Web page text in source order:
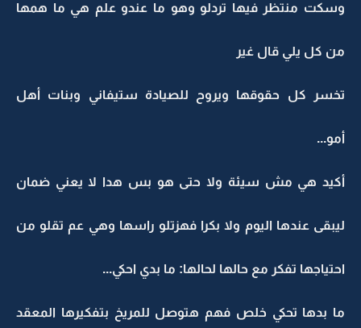
وسكت منتظر فيها تردلو وهو ما عندو علم هي ما همها
من كل يلي قال غير
تخسر كل حقوقها ويروح للصيادة ستيفاني وبنات أهل
أمو...
أكيد هي مش سيئة ولا حتى هو بس هدا لا يعني ضمان
ليبقى عندها اليوم ولا بكرا فهزتلو راسها وهي عم تقلو من
احتياجها تفكر مع حالها لحالها: ما بدي احكي...
ما بدها تحكي خلص فهم هتوصل للمريخ بتفكيرها المعقد